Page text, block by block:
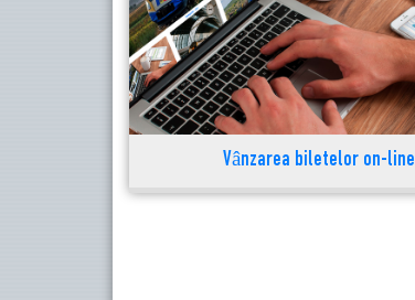
Vânzarea biletelor on-line